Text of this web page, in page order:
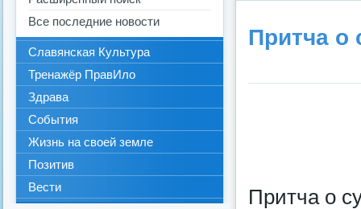
Притча о
Притча о
Все последние новости
Славянская Культура
Тренажёр ПравИло
Здрава
События
Жизнь на своей земле
Позитив
Вести